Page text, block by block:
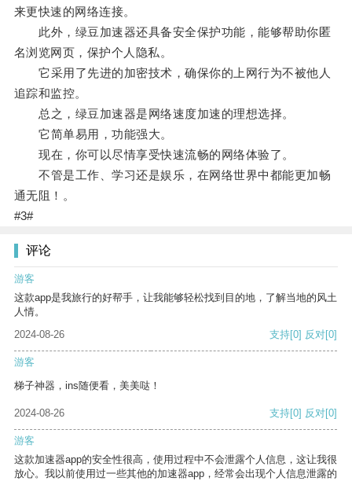
来更快速的网络连接。
此外，绿豆加速器还具备安全保护功能，能够帮助你匿
名浏览网页，保护个人隐私。
它采用了先进的加密技术，确保你的上网行为不被他人
追踪和监控。
总之，绿豆加速器是网络速度加速的理想选择。
它简单易用，功能强大。
现在，你可以尽情享受快速流畅的网络体验了。
不管是工作、学习还是娱乐，在网络世界中都能更加畅
通无阻！。
#3#
评论
游客
这款app是我旅行的好帮手，让我能够轻松找到目的地，了解当地的风土
人情。
2024-08-26
支持[0] 反对[0]
游客
梯子神器，ins随便看，美美哒！
2024-08-26 支持[0] 反对[0]
游客
这款加速器app的安全性很高，使用过程中不会泄露个人信息，这让我很
放心。我以前使用过一些其他的加速器app，经常会出现个人信息泄露的